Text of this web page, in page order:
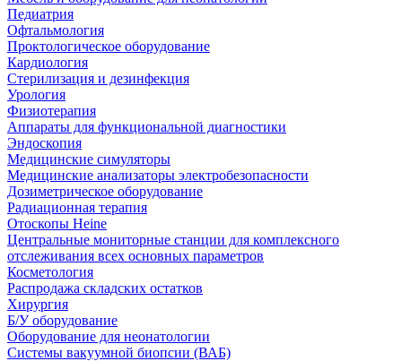
Педиатрия
Офтальмология
Проктологическое оборудование
Кардиология
Стерилизация и дезинфекция
Урология
Физиотерапия
Аппараты для функциональной диагностики
Эндоскопия
Медицинские симуляторы
Медицинские анализаторы электробезопасности
Дозиметрическое оборудование
Радиационная терапия
Отоскопы Heine
Центральные мониторные станции для комплексного
отслеживания всех основных параметров
Косметология
Распродажа складских остатков
Хирургия
Б/У оборудование
Оборудование для неонатологии
Системы вакуумной биопсии (ВАБ)